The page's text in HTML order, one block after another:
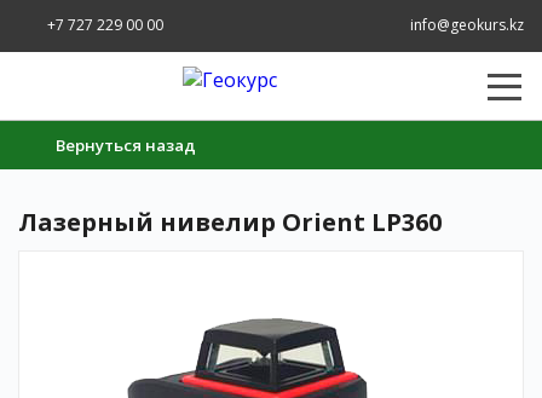
+7 727 229 00 00 info@geokurs.kz
Вернуться назад
Лазерный нивелир Orient LP360